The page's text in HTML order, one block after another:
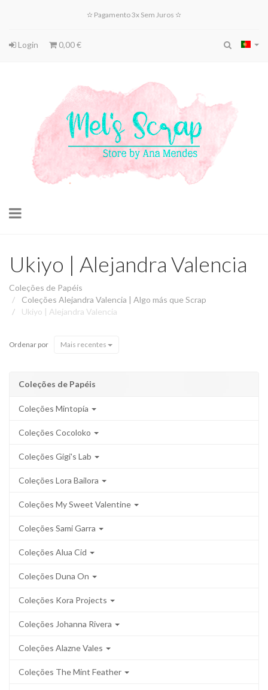
✫ Pagamento 3x Sem Juros ✫
Login 0,00 €
Toggle
Ukiyo | Alejandra Valencia
Coleções de Papéis
Coleções Alejandra Valencia | Algo más que Scrap
Ukiyo | Alejandra Valencia
Ordenar por Mais recentes
Coleções de Papéis
Coleções Mintopía
Coleções Cocoloko
Coleções Gigi's Lab
Coleções Lora Bailora
Coleções My Sweet Valentine
Coleções Sami Garra
Coleções Alua Cid
Coleções Duna On
Coleções Kora Projects
Coleções Johanna Rivera
Coleções Alazne Vales
Coleções The Mint Feather